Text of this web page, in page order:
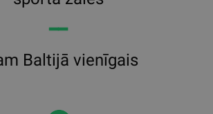
━━
Baltijā vienīgais